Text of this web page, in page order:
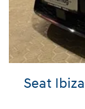
Seat Ibiza